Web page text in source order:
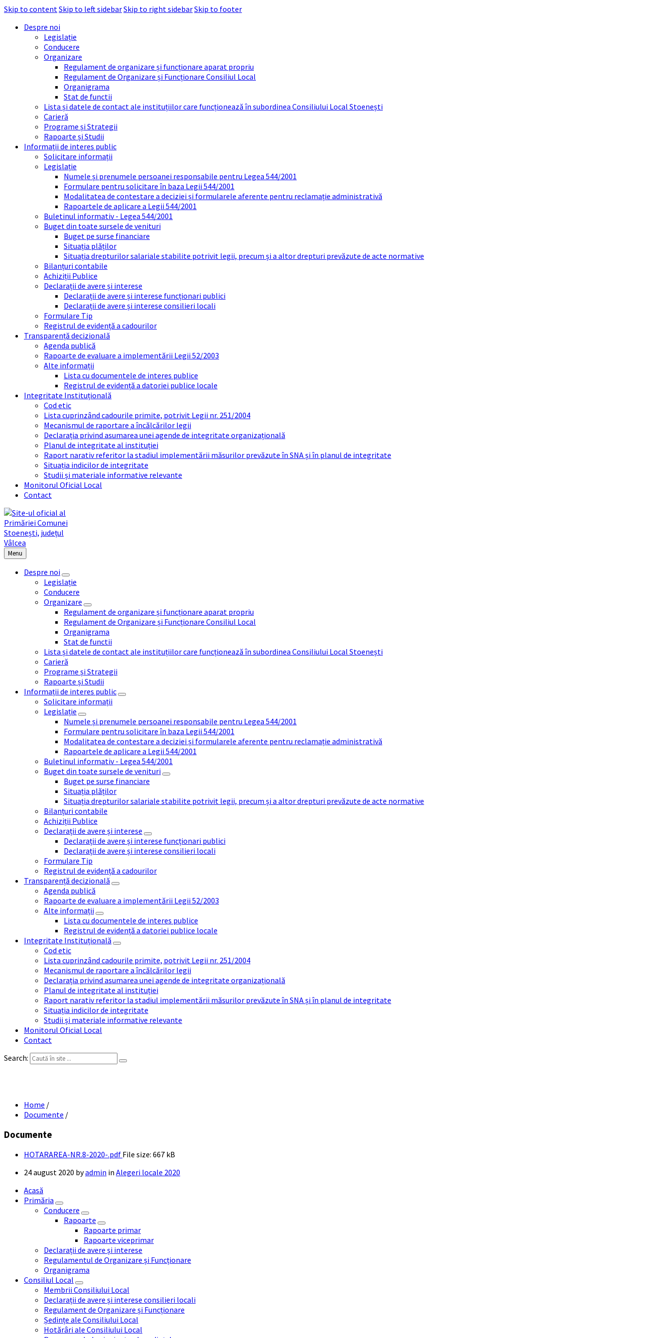
Skip to contentSkip to left sidebarSkip to right sidebarSkip to footer
Despre noi
Legislație
Conducere
Organizare
Regulament de organizare și funcționare aparat propriu
Regulament de Organizare și Funcționare Consiliul Local
Organigrama
Stat de functii
Lista și datele de contact ale instituțiilor care funcționează în subordinea Consiliului Local Stoenești
Carieră
Programe și Strategii
Rapoarte și Studii
Informații de interes public
Solicitare informații
Legislație
Numele și prenumele persoanei responsabile pentru Legea 544/2001
Formulare pentru solicitare în baza Legii 544/2001
Modalitatea de contestare a deciziei și formularele aferente pentru reclamație administrativă
Rapoartele de aplicare a Legii 544/2001
Buletinul informativ - Legea 544/2001
Buget din toate sursele de venituri
Buget pe surse financiare
Situația plăților
Situația drepturilor salariale stabilite potrivit legii, precum și a altor drepturi prevăzute de acte normative
Bilanțuri contabile
Achiziții Publice
Declarații de avere și interese
Declarații de avere și interese funcționari publici
Declarații de avere și interese consilieri locali
Formulare Tip
Registrul de evidență a cadourilor
Transparență decizională
Agenda publică
Rapoarte de evaluare a implementării Legii 52/2003
Alte informații
Lista cu documentele de interes publice
Registrul de evidență a datoriei publice locale
Integritate Instituțională
Cod etic
Lista cuprinzând cadourile primite, potrivit Legii nr. 251/2004
Mecanismul de raportare a încălcărilor legii
Declarația privind asumarea unei agende de integritate organizațională
Planul de integritate al instituției
Raport narativ referitor la stadiul implementării măsurilor prevăzute în SNA și în planul de integritate
Situația indicilor de integritate
Studii și materiale informative relevante
Monitorul Oficial Local
Contact
Menu
Despre noi
Legislație
Conducere
Organizare
Regulament de organizare și funcționare aparat propriu
Regulament de Organizare și Funcționare Consiliul Local
Organigrama
Stat de functii
Lista și datele de contact ale instituțiilor care funcționează în subordinea Consiliului Local Stoenești
Carieră
Programe și Strategii
Rapoarte și Studii
Informații de interes public
Solicitare informații
Legislație
Numele și prenumele persoanei responsabile pentru Legea 544/2001
Formulare pentru solicitare în baza Legii 544/2001
Modalitatea de contestare a deciziei și formularele aferente pentru reclamație administrativă
Rapoartele de aplicare a Legii 544/2001
Buletinul informativ - Legea 544/2001
Buget din toate sursele de venituri
Buget pe surse financiare
Situația plăților
Situația drepturilor salariale stabilite potrivit legii, precum și a altor drepturi prevăzute de acte normative
Bilanțuri contabile
Achiziții Publice
Declarații de avere și interese
Declarații de avere și interese funcționari publici
Declarații de avere și interese consilieri locali
Formulare Tip
Registrul de evidență a cadourilor
Transparență decizională
Agenda publică
Rapoarte de evaluare a implementării Legii 52/2003
Alte informații
Lista cu documentele de interes publice
Registrul de evidență a datoriei publice locale
Integritate Instituțională
Cod etic
Lista cuprinzând cadourile primite, potrivit Legii nr. 251/2004
Mecanismul de raportare a încălcărilor legii
Declarația privind asumarea unei agende de integritate organizațională
Planul de integritate al instituției
Raport narativ referitor la stadiul implementării măsurilor prevăzute în SNA și în planul de integritate
Situația indicilor de integritate
Studii și materiale informative relevante
Monitorul Oficial Local
Contact
Search:
Home /
Documente /
Documente
HOTARAREA-NR.8-2020-.pdf File size: 667 kB
24 august 2020 byadmin in Alegeri locale 2020
Acasă
Primăria
Conducere
Rapoarte
Rapoarte primar
Rapoarte viceprimar
Declarații de avere și interese
Regulamentul de Organizare și Funcționare
Organigrama
Consiliul Local
Membrii Consiliului Local
Declarații de avere și interese consilieri locali
Regulament de Organizare și Funcționare
Ședințe ale Consiliului Local
Hotărâri ale Consiliului Local